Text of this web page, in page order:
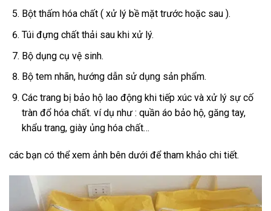
Bột thấm hóa chất ( xử lý bề mặt trước hoặc sau ).
Túi đựng chất thải sau khi xử lý.
Bộ dụng cụ vệ sinh.
Bộ tem nhãn, hướng dẫn sử dụng sản phẩm.
Các trang bị bảo hộ lao động khi tiếp xúc và xử lý sự cố
tràn đổ hóa chất. ví dụ như : quần áo bảo hộ, găng tay,
khẩu trang, giày ủng hóa chất…
các bạn có thể xem ảnh bên dưới để tham khảo chi tiết.